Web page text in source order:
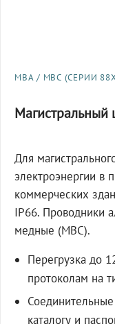
МВА / МВС (СЕРИИ
Для
электроэнергии
коммерческих
IP66. Проводники
медные (МВС).
Перегрузка до
протоколам на
каталогу и